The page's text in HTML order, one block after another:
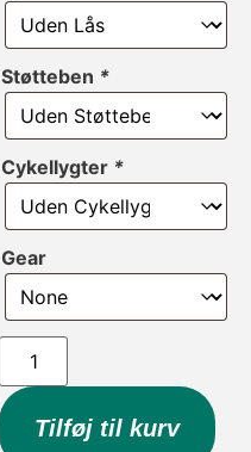
Støtteben *
Cykellygter *
Gear
Tilføj til kurv